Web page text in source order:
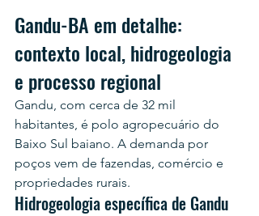
Gandu-BA em detalhe:
contexto local, hidrogeologia
e processo regional
Gandu, com cerca de 32 mil
habitantes, é polo agropecuário do
Baixo Sul baiano. A demanda por
poços vem de fazendas, comércio e
propriedades rurais.
Hidrogeologia específica de Gandu